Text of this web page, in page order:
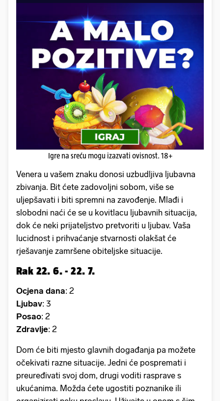
Igre na sreću mogu izazvati ovisnost. 18+
Venera u vašem znaku donosi uzbudljiva ljubavna
zbivanja. Bit ćete zadovoljni sobom, više se
uljepšavati i biti spremni na zavođenje. Mlađi i
slobodni naći će se u kovitlacu ljubavnih situacija,
dok će neki prijateljstvo pretvoriti u ljubav. Vaša
lucidnost i prihvaćanje stvarnosti olakšat će
rješavanje zamršene obiteljske situacije.
Rak 22. 6. - 22. 7.
Ocjena dana: 2
Ljubav: 3
Posao: 2
Zdravlje: 2
Dom će biti mjesto glavnih događanja pa možete
očekivati razne situacije. Jedni će pospremati i
preuređivati svoj dom, drugi voditi rasprave s
ukućanima. Možda ćete ugostiti poznanike ili